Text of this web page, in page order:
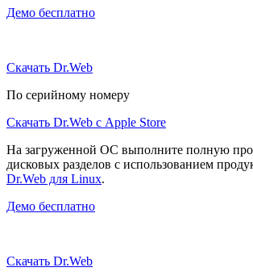
Демо бесплатно
Скачать Dr.Web
По серийному номеру
Скачать Dr.Web с Apple Store
На загруженной ОС выполните полную
дисковых разделов с использованием
Dr.Web для Linux.
Демо бесплатно
Скачать Dr.Web